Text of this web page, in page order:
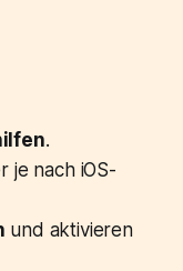
.
je nach iOS-
und aktivieren